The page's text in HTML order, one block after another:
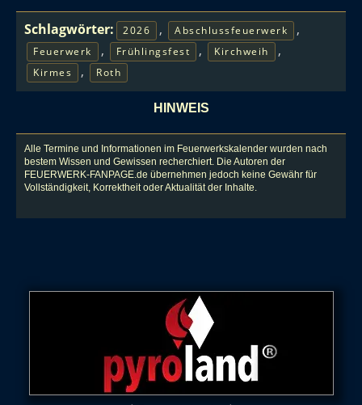
Schlagwörter: 2026 , Abschlussfeuerwerk ,
Feuerwerk , Frühlingsfest , Kirchweih ,
Kirmes , Roth
HINWEIS
Alle Termine und Informationen im Feuerwerkskalender wurden nach
bestem Wissen und Gewissen recherchiert. Die Autoren der
FEUERWERK-FANPAGE.de übernehmen jedoch keine Gewähr für
Vollständigkeit, Korrektheit oder Aktualität der Inhalte.